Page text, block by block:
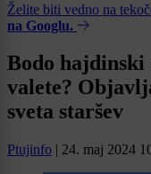
Želite biti vedno na
na Googlu.
Bodo hajdinski
valete?
sveta staršev
Ptujinfo | 24. maj 2024